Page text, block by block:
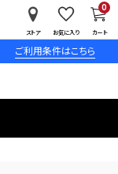
ご利用条件はこちら
ストア お気に入り カート
0